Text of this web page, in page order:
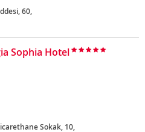
60,
Sophia Hotel
Sokak, 10,